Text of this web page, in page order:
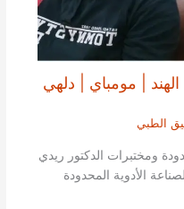
الهند | مومباي | دلهي
الطبي
ومختبرات الدكتور ريدي
الأدوية المحدودة